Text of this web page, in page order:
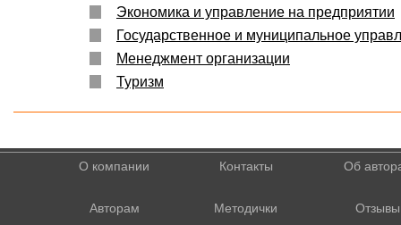
Экономика и управление на предприятии
Государственное и муниципальное
Менеджмент организации
Туризм
О компании Контакты Об
Авторам Методички Отзывы